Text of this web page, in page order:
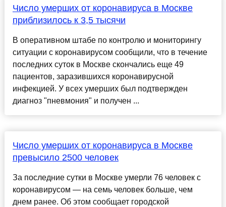
Число умерших от коронавируса в Москве
приблизилось к 3,5 тысячи
В оперативном штабе по контролю и мониторингу
ситуации с коронавирусом сообщили, что в течение
последних суток в Москве скончались еще 49
пациентов, заразившихся коронавирусной
инфекцией. У всех умерших был подтвержден
диагноз "пневмония" и получен ...
Число умерших от коронавируса в Москве
превысило 2500 человек
За последние сутки в Москве умерли 76 человек с
коронавирусом — на семь человек больше, чем
днем ранее. Об этом сообщает городской